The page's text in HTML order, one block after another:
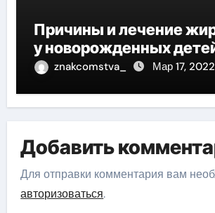
Причины и лечение
у новорожденных
znakcomstva_ Мар 17, 2022
Добавить
Для отправки комментария вам
авторизоваться.